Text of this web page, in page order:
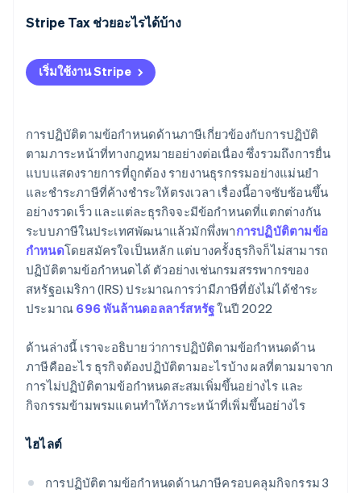
สถานประกอบการถาวร
ภาษีหัก ณ ที่จ่าย
Stripe Tax ช่วยอะไรได้บ้าง
เริ่มใช้งาน Stripe
การปฏิบัติตามข้อกำหนดด้านภาษีเกี่ยวข้องกับการปฏิบัติ
ตามภาระหน้าที่ทางกฎหมายอย่างต่อเนื่อง ซึ่งรวมถึงการยื่น
แบบแสดงรายการที่ถูกต้อง รายงานธุรกรรมอย่างแม่นยำ
และชำระภาษีที่ค้างชำระให้ตรงเวลา เรื่องนี้อาจซับซ้อนขึ้น
อย่างรวดเร็ว และแต่ละธุรกิจจะมีข้อกำหนดที่แตกต่างกัน
ระบบภาษีในประเทศพัฒนาแล้วมักพึ่งพาการปฏิบัติตามข้อ
กำหนดโดยสมัครใจเป็นหลัก แต่บางครั้งธุรกิจก็ไม่สามารถ
ปฏิบัติตามข้อกำหนดได้ ตัวอย่างเช่นกรมสรรพากรของ
สหรัฐอเมริกา (IRS) ประมาณการว่ามีภาษีที่ยังไม่ได้ชำระ
ประมาณ 696 พันล้านดอลลาร์สหรัฐในปี 2022
ด้านล่างนี้ เราจะอธิบายว่าการปฏิบัติตามข้อกำหนดด้าน
ภาษีคืออะไร ธุรกิจต้องปฏิบัติตามอะไรบ้าง ผลที่ตามมาจาก
การไม่ปฏิบัติตามข้อกำหนดสะสมเพิ่มขึ้นอย่างไร และ
กิจกรรมข้ามพรมแดนทำให้ภาระหน้าที่เพิ่มขึ้นอย่างไร
ไฮไลต์
การปฏิบัติตามข้อกำหนดด้านภาษีครอบคลุมกิจกรรม 3